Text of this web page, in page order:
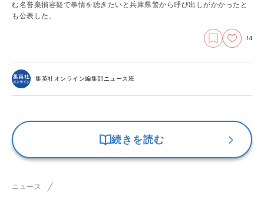
む名誉棄損容疑で事情を聴きたいと兵庫県警から呼び出しがかかったと
も公表した。
14
集英社オンライン編集部ニュース班
続きを読む
ニュース